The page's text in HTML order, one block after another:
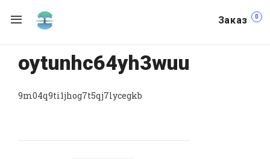
Заказ 0
oytunhc64yh3wuu
9m04q9ti1jhog7t5qj7lycegkb